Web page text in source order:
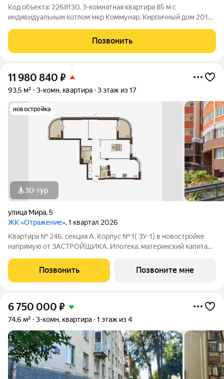
Код объекта: 2268130. 3-комнатная квартира 85 м с
индивидуальным котлом мкр Коммунар. Кирпичный дом 2015
комната и 13 м
Позвонить
11 980 840 ₽
93,5 м² 3-комн. квартира 3 этаж из 17
новостройка
3D-тур
улица Мира,5
ЖК «Отражение», 1 квартал 2026
Квартира № 246, секция А, Корпус № 1( ЗУ-1) в новостройке
напрямую от ЗАСТРОЙЩИКА. Ипотека, материнский капитал,
отделки. - - Жилой комплекс "Отражение" - это четыре 17-
этажных дома класса
Позвонить Позвоните мне
6 750 000 ₽
74,6 м² 3-комн. квартира 1 этаж из 4